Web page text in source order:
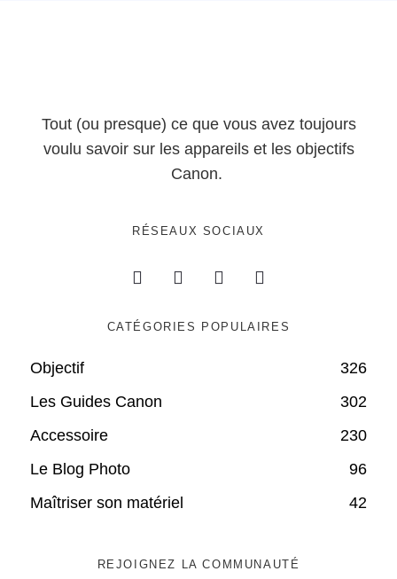
Tout (ou presque) ce que vous avez toujours
voulu savoir sur les appareils et les objectifs
Canon.
RÉSEAUX SOCIAUX
CATÉGORIES POPULAIRES
Objectif
326
Les Guides Canon
302
Accessoire
230
Le Blog Photo
96
Maîtriser son matériel
42
REJOIGNEZ LA COMMUNAUTÉ